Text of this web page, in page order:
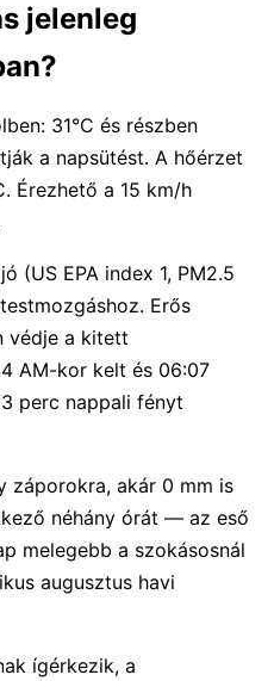
jelenleg
31°C és részben
a napsütést. A hőérzet
Érezhető a 15 km/h
(US EPA index 1, PM2.5
Erős
védje a kitett
AM-kor kelt és 06:07
perc nappali fényt
záporokra, akár 0 mm is
néhány órát — az eső
melegebb a szokásosnál
augusztus havi
ígérkezik, a